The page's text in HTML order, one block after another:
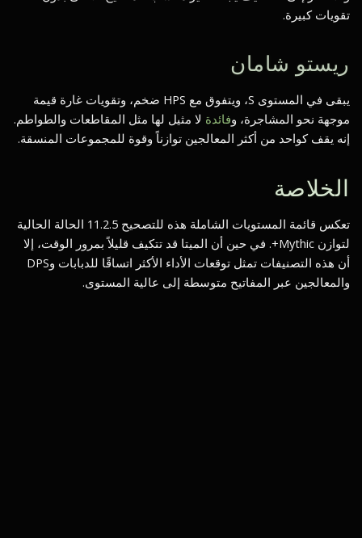
تقويات كبيرة.
ريستو شامان
يبقى في المستوى S، ويتفوق مع HPS ضخم، وتقويات غارة قيمة
موجهة نحو المشاجرة، وفائدة لا مثيل لها مثل المقاطعات والطواطم.
إنه يقف كواحد من أكثر المعالجين توازناً وقوة للمجموعات المنسقة.
الخلاصة
تعكس قائمة المستويات الشاملة هذه للتصحيح 11.2.5 الحالة الحالية
لتوازن Mythic+. في حين أن الميتا قد تتكيف قليلاً بمرور الوقت، إلا
أن هذه التصنيفات تمثل توقعات الأداء الأكثر اتساقًا للدبابات وDPS
والمعالجين عبر المفاتيح متوسطة إلى عالية المستوى.